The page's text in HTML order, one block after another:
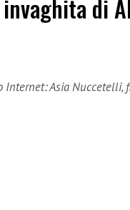
di
Internet: Asia